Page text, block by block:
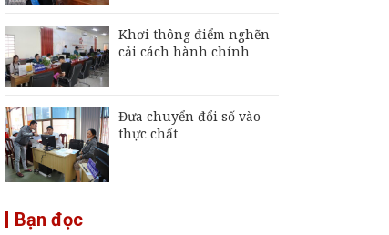
Khơi thông điểm nghẽn
cải cách hành chính
Đưa chuyển đổi số vào
thực chất
Bạn đọc